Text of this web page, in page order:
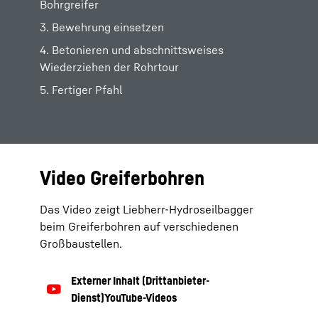
Bohrgreifer
3. Bewehrung einsetzen
4. Betonieren und abschnittsweises
Wiederziehen der Rohrtour
5. Fertiger Pfahl
Video Greiferbohren
Das Video zeigt Liebherr-Hydroseilbagger
beim Greiferbohren auf verschiedenen
Großbaustellen.